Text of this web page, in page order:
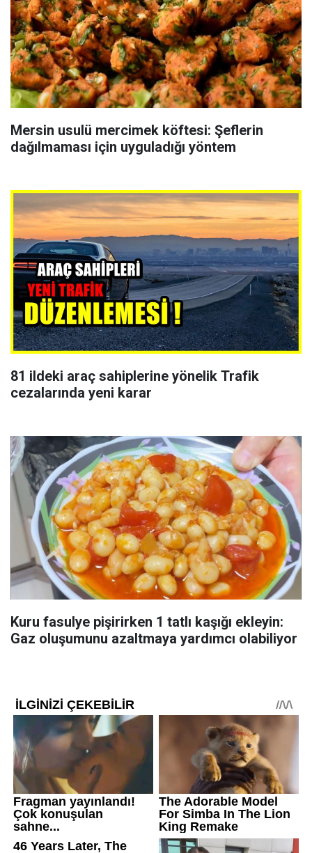
Mersin usulü mercimek köftesi: Şeflerin
dağılmaması için uyguladığı yöntem
81 ildeki araç sahiplerine yönelik Trafik
cezalarında yeni karar
Kuru fasulye pişirirken 1 tatlı kaşığı ekleyin:
Gaz oluşumunu azaltmaya yardımcı olabiliyor